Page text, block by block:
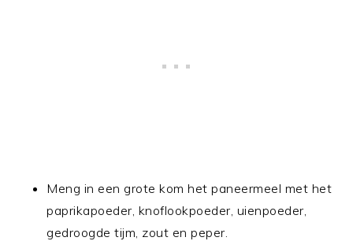
Meng in een grote kom het paneermeel met het
paprikapoeder, knoflookpoeder, uienpoeder,
gedroogde tijm, zout en peper.